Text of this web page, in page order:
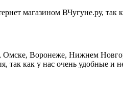
магазином ВЧугуне.ру, так
Воронеже, Нижнем
так как у нас очень удобные